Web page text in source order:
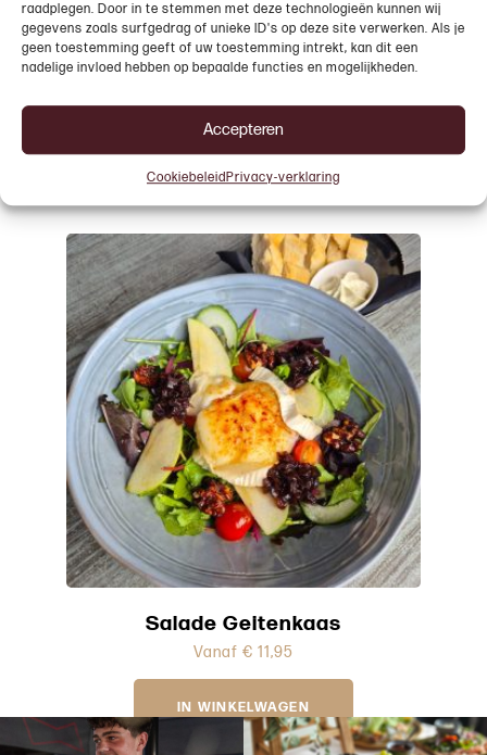
raadplegen. Door in te stemmen met deze technologieën kunnen wij
gegevens zoals surfgedrag of unieke ID's op deze site verwerken. Als je
geen toestemming geeft of uw toestemming intrekt, kan dit een
nadelige invloed hebben op bepaalde functies en mogelijkheden.
Accepteren
CookiebeleidPrivacy-verklaring
Salade carpaccio
Vanaf€ 12,95
Salade Geitenkaas
Vanaf € 11,95
IN WINKELWAGEN